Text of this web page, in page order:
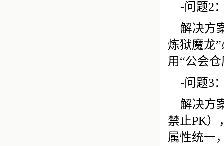
-问题2
解决方
炼狱魔龙
用“公会
-问题3
解决方
禁止PK）
属性统一